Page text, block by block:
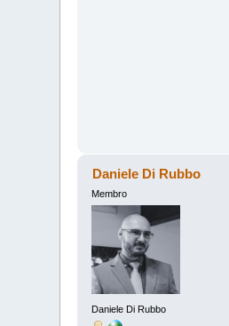
Daniele Di Rubbo
Membro
Daniele Di Rubbo